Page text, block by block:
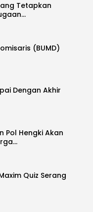
Tetapkan
(BUMD)
Dengan Akhir
Pol Hengki Akan
Quiz Serang